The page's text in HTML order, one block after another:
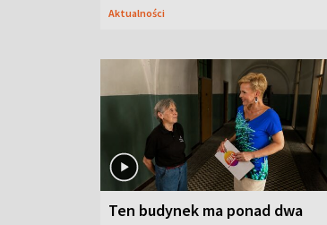
Aktualności
Ten budynek ma ponad dwa